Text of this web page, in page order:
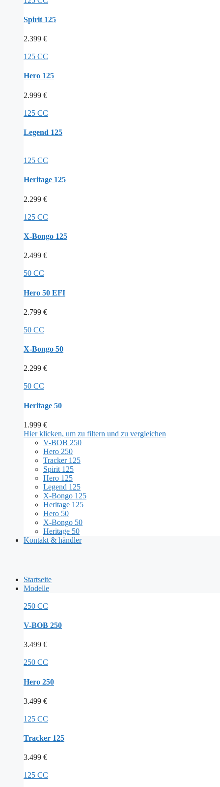
Spirit 125
2.399 €
125 CC
Hero 125
2.999 €
125 CC
Legend 125
125 CC
Heritage 125
2.299 €
125 CC
X-Bongo 125
2.499 €
50 CC
Hero 50 EFI
2.799 €
50 CC
X-Bongo 50
2.299 €
50 CC
Heritage 50
1.999 €
Hier klicken, um zu filtern und zu vergleichen
V-BOB 250
Hero 250
Tracker 125
Spirit 125
Hero 125
Legend 125
X-Bongo 125
Heritage 125
Hero 50
X-Bongo 50
Heritage 50
Kontakt & händler
Startseite
Modelle
250 CC
V-BOB 250
3.499 €
250 CC
Hero 250
3.499 €
125 CC
Tracker 125
3.499 €
125 CC